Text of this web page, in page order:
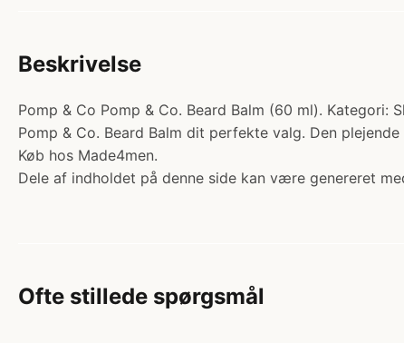
Beskrivelse
Pomp & Co Pomp & Co. Beard Balm (60 ml).
Pomp & Co. Beard Balm dit perfekte valg. Den
Køb hos Made4men.
Dele af indholdet på denne side kan være genereret
Ofte stillede spørgsmål